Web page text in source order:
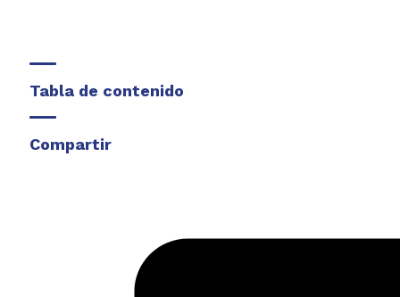
Tabla de contenido
Compartir